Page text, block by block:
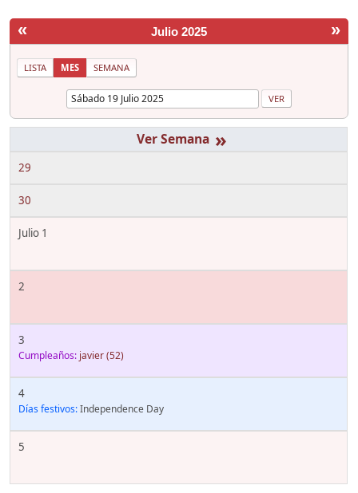
« »
Julio 2025
LISTA MES SEMANA
»
29
30
Julio 1
2
3
Cumpleaños: javier(52)
4
Días festivos:Independence Day
5